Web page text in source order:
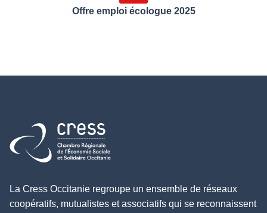
Offre emploi écologue 2025
Retour à l'accueil
La Cress Occitanie regroupe un ensemble de réseaux
coopératifs, mutualistes et associatifs qui se reconnaissent